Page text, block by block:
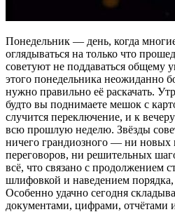
Понедельник — день, когда
оглядываться на только что
советуют не поддаваться общему
этого понедельника неожиданно
нужно правильно её раскачать.
будто вы поднимаете мешок с
случится переключение, и к
всю прошлую неделю. Звёзды
ничего грандиозного — ни новых
переговоров, ни решительных
всё, что связано с продолжением
шлифовкой и наведением порядка,
Особенно удачно сегодня
документами, цифрами, отчётами